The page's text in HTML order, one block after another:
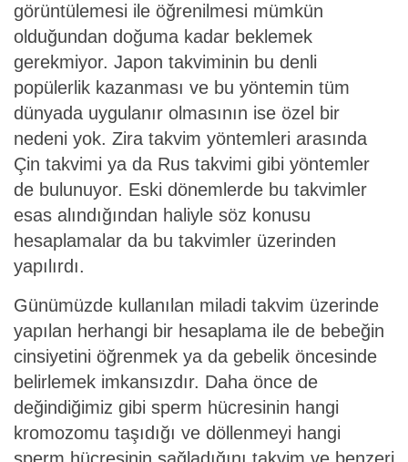
görüntülemesi ile öğrenilmesi mümkün
olduğundan doğuma kadar beklemek
gerekmiyor. Japon takviminin bu denli
popülerlik kazanması ve bu yöntemin tüm
dünyada uygulanır olmasının ise özel bir
nedeni yok. Zira takvim yöntemleri arasında
Çin takvimi ya da Rus takvimi gibi yöntemler
de bulunuyor. Eski dönemlerde bu takvimler
esas alındığından haliyle söz konusu
hesaplamalar da bu takvimler üzerinden
yapılırdı.
Günümüzde kullanılan miladi takvim üzerinde
yapılan herhangi bir hesaplama ile de bebeğin
cinsiyetini öğrenmek ya da gebelik öncesinde
belirlemek imkansızdır. Daha önce de
değindiğimiz gibi sperm hücresinin hangi
kromozomu taşıdığı ve döllenmeyi hangi